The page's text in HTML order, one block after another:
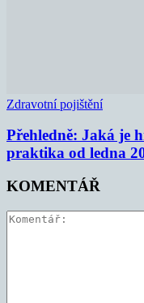
Zdravotní pojištění
Přehledně: Jaká je
praktika od ledna
KOMENTÁŘ